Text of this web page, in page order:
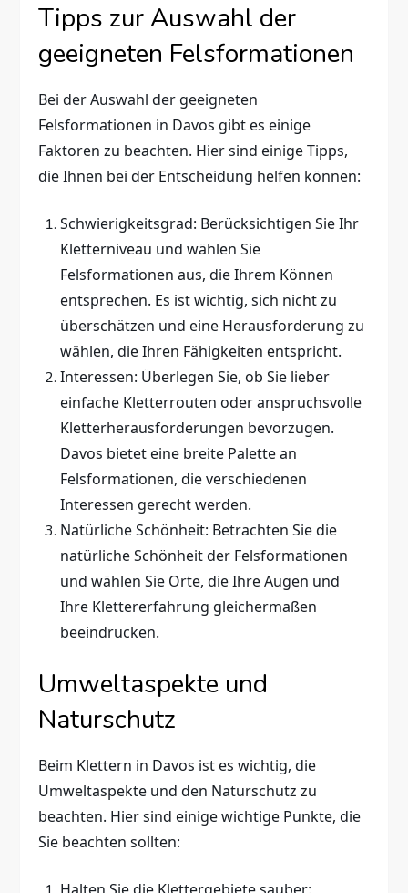
Tipps zur Auswahl der
geeigneten Felsformationen
Bei der Auswahl der geeigneten
Felsformationen in Davos gibt es einige
Faktoren zu beachten. Hier sind einige Tipps,
die Ihnen bei der Entscheidung helfen können:
Schwierigkeitsgrad: Berücksichtigen Sie Ihr
Kletterniveau und wählen Sie
Felsformationen aus, die Ihrem Können
entsprechen. Es ist wichtig, sich nicht zu
überschätzen und eine Herausforderung zu
wählen, die Ihren Fähigkeiten entspricht.
Interessen: Überlegen Sie, ob Sie lieber
einfache Kletterrouten oder anspruchsvolle
Kletterherausforderungen bevorzugen.
Davos bietet eine breite Palette an
Felsformationen, die verschiedenen
Interessen gerecht werden.
Natürliche Schönheit: Betrachten Sie die
natürliche Schönheit der Felsformationen
und wählen Sie Orte, die Ihre Augen und
Ihre Klettererfahrung gleichermaßen
beeindrucken.
Umweltaspekte und
Naturschutz
Beim Klettern in Davos ist es wichtig, die
Umweltaspekte und den Naturschutz zu
beachten. Hier sind einige wichtige Punkte, die
Sie beachten sollten: